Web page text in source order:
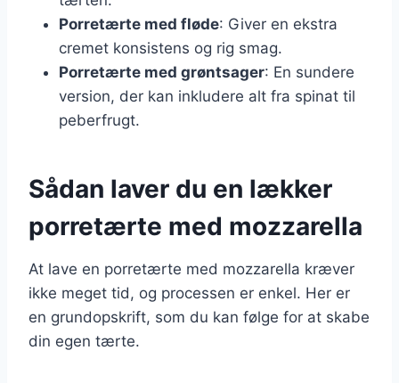
Porretærte med fløde: Giver en ekstra
cremet konsistens og rig smag.
Porretærte med grøntsager: En sundere
version, der kan inkludere alt fra spinat til
peberfrugt.
Sådan laver du en lækker
porretærte med mozzarella
At lave en porretærte med mozzarella kræver
ikke meget tid, og processen er enkel. Her er
en grundopskrift, som du kan følge for at skabe
din egen tærte.